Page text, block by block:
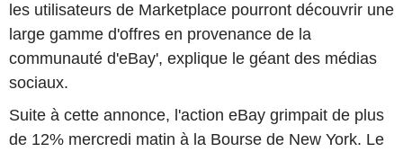
les utilisateurs de Marketplace pourront découvrir une
large gamme d'offres en provenance de la
communauté d'eBay', explique le géant des médias
sociaux.
Suite à cette annonce, l'action eBay grimpait de plus
de 12% mercredi matin à la Bourse de New York. Le